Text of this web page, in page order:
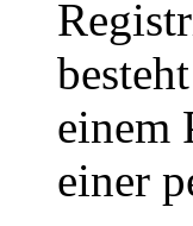
einem
einer